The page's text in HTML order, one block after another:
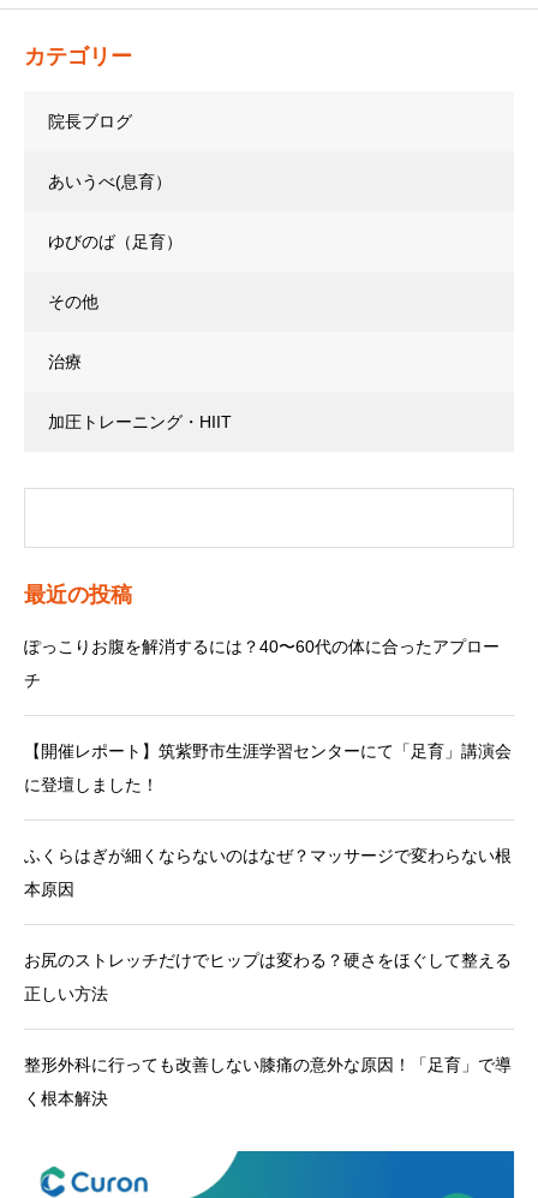
カテゴリー
院長ブログ
あいうべ(息育）
ゆびのば（足育）
その他
治療
加圧トレーニング・HIIT
最近の投稿
ぽっこりお腹を解消するには？40〜60代の体に合ったアプロー
チ
【開催レポート】筑紫野市生涯学習センターにて「足育」講演会
に登壇しました！
ふくらはぎが細くならないのはなぜ？マッサージで変わらない根
本原因
お尻のストレッチだけでヒップは変わる？硬さをほぐして整える
正しい方法
整形外科に行っても改善しない膝痛の意外な原因！「足育」で導
く根本解決